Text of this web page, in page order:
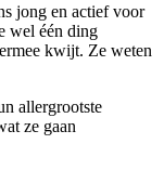
jong en actief voor
wel één ding
kwijt. Ze weten
allergrootste
ze gaan